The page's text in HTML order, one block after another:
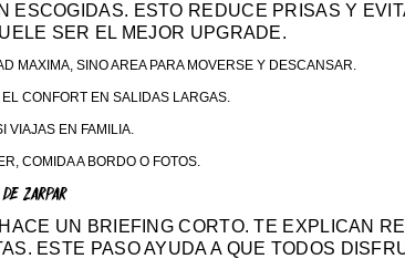
ESCOGIDAS. ESTO REDUCE PRISAS Y
SER EL MEJOR UPGRADE.
MAXIMA, SINO AREA PARA MOVERSE Y DESCANSAR.
CONFORT EN SALIDAS LARGAS.
VIAJAS EN FAMILIA.
COMIDA A BORDO O FOTOS.
ZARPAR
UN BRIEFING CORTO. TE EXPLICAN
ESTE PASO AYUDA A QUE TODOS